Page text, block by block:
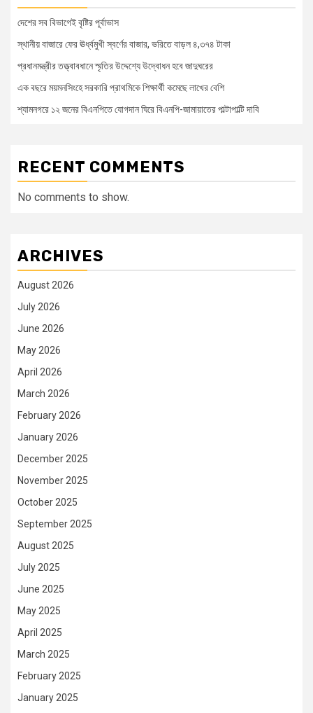
দেশের সব বিভাগেই বৃষ্টির পূর্বাভাস
স্থানীয় বাজারে ফের ঊর্ধ্বমুখী স্বর্ণের বাজার, ভরিতে বাড়ল ৪,৩৭৪ টাকা
প্রধানমন্ত্রীর তত্ত্বাবধানে স্মৃতির উদ্দেশ্যে উদ্বোধন হবে জাদুঘরের
এক বছরে ময়মনসিংহে সরকারি প্রাথমিকে শিক্ষার্থী কমেছে লাখের বেশি
শ্যামনগরে ১২ জনের বিএনপিতে যোগদান ঘিরে বিএনপি-জামায়াতের পাল্টাপাল্টি দাবি
RECENT COMMENTS
No comments to show.
ARCHIVES
August 2026
July 2026
June 2026
May 2026
April 2026
March 2026
February 2026
January 2026
December 2025
November 2025
October 2025
September 2025
August 2025
July 2025
June 2025
May 2025
April 2025
March 2025
February 2025
January 2025